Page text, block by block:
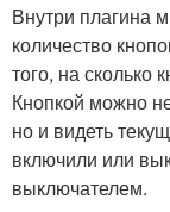
Внутри плагина
количество
того, на сколько
Кнопкой можно
но и видеть
включили или
выключателем.